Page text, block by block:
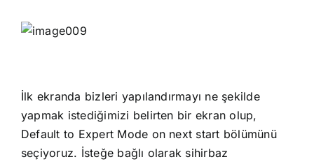
İlk ekranda bizleri yapılandırmayı ne şekilde
yapmak istediğimizi belirten bir ekran olup,
Default to Expert Mode on next start bölümünü
seçiyoruz. İsteğe bağlı olarak sihirbaz